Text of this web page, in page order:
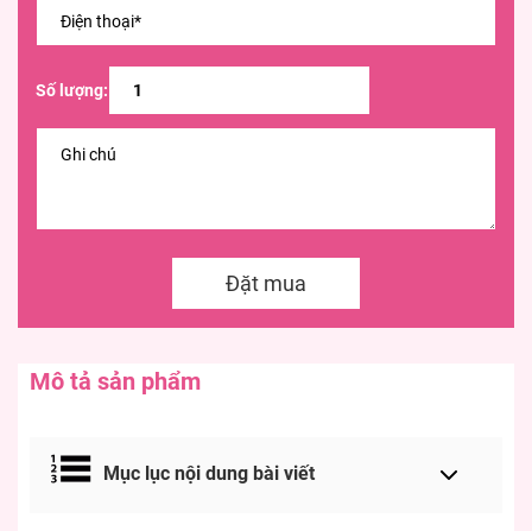
Số lượng:
Đặt mua
Mô tả sản phẩm
Mục lục nội dung bài viết